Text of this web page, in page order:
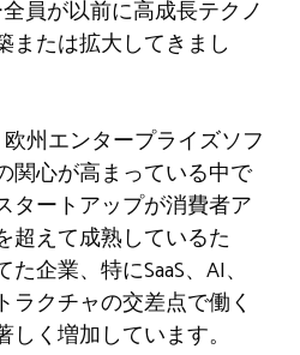
員が以前に高成長テクノ
または拡大してきまし
州エンタープライズソフ
関心が高まっている中で
タートアップが消費者ア
超えて成熟しているた
企業、特にSaaS、AI、
ラクチャの交差点で働く
く増加しています。